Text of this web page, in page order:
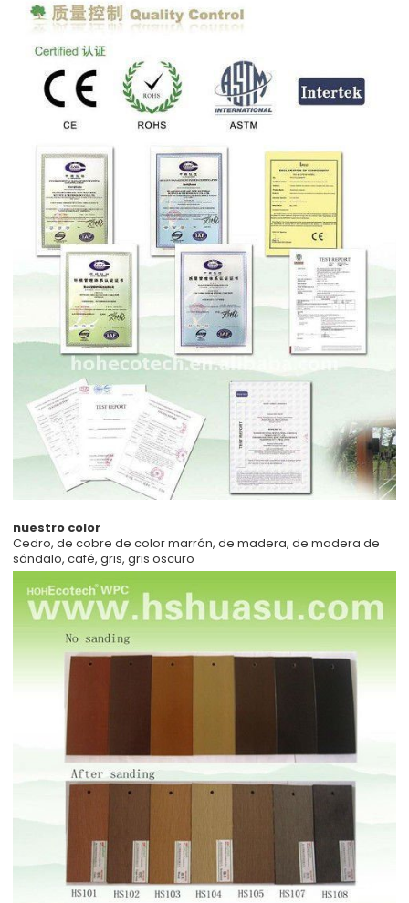
nuestro color
Cedro, de cobre de color marrón, de madera, de madera de
sándalo, café, gris, gris oscuro